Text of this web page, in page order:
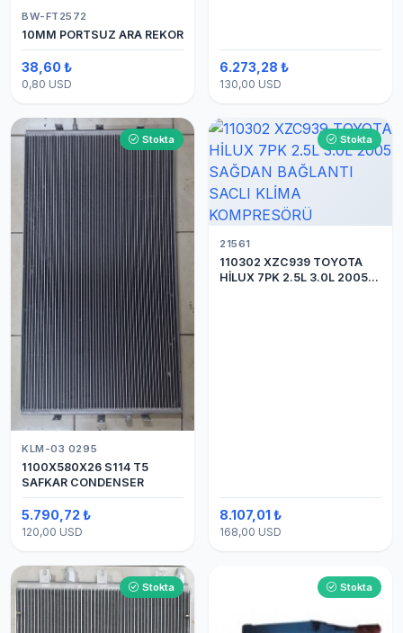
BW-FT2572
10MM PORTSUZ ARA REKOR
38,60 ₺
0,80 USD
6.273,28 ₺
130,00 USD
Stokta
KLM-03 0295
1100X580X26 S114 T5
SAFKAR CONDENSER
5.790,72 ₺
120,00 USD
Stokta
21561
110302 XZC939 TOYOTA
HİLUX 7PK 2.5L 3.0L 2005
8.107,01 ₺
168,00 USD
Stokta Stokta